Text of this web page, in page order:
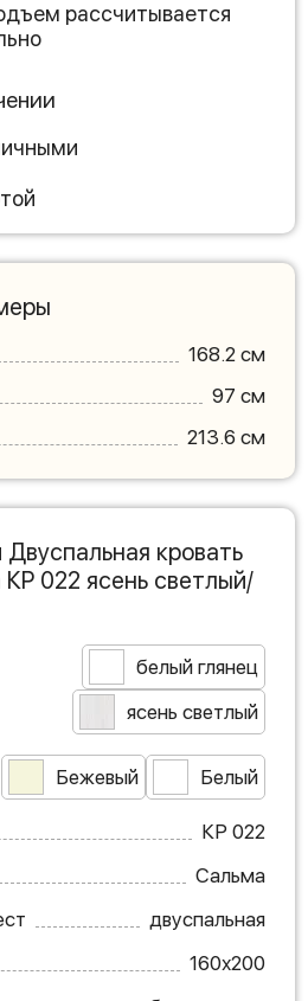
рассчитывается
168.2 см
97 см
213.6 см
кровать
022 ясень светлый/
белый глянец
ясень светлый
Бежевый Белый
КР 022
Сальма
двуспальная
160х200